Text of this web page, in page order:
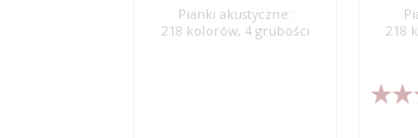
Pianki akustyczne:
218 kolorów, 4 grubości
218